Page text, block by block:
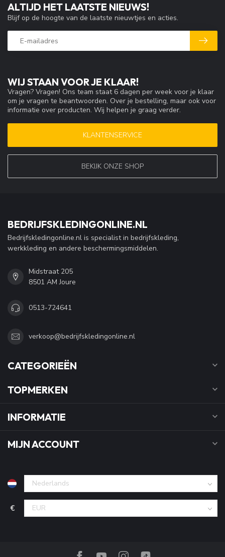
WIJ STAAN VOOR JE KLAAR!
Vragen? Vragen! Ons team staat 6 dagen per week voor je klaar
om je vragen te beantwoorden. Over je bestelling, maar ook voor
informatie over producten. Wij helpen je graag verder.
KLANTENSERVICE
BEKIJK ONZE SHOP
ALTIJD HET LAATSTE NIEUWS!
Blijf op de hoogte van de laatste nieuwtjes en acties.
BEDRIJFSKLEDINGONLINE.NL
Bedrijfskledingonline.nl is specialist in bedrijfskleding,
werkkleding en andere beschermingsmiddelen.
Midstraat 205
8501 AM Joure
0513-724641
verkoop@bedrijfskledingonline.nl
CATEGORIEËN
TOPMERKEN
INFORMATIE
MIJN ACCOUNT
€